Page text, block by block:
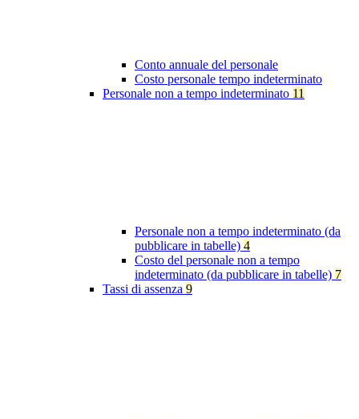
Conto annuale del personale
Costo personale tempo indeterminato
Personale non a tempo indeterminato 11
Personale non a tempo indeterminato (da
pubblicare in tabelle) 4
Costo del personale non a tempo
indeterminato (da pubblicare in tabelle) 7
Tassi di assenza 9